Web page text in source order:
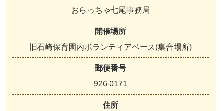
おらっちゃ七尾事務局
開催場所
旧石崎保育園内ボランティアベース(集合場所)
郵便番号
926-0171
住所